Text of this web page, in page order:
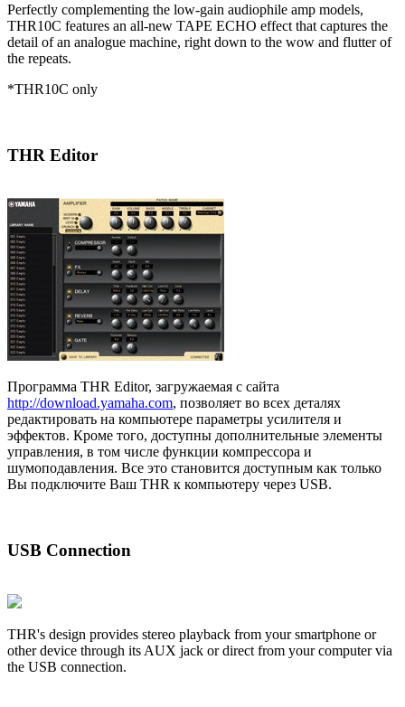
Perfectly complementing the low-gain audiophile amp models,
THR10C features an all-new TAPE ECHO effect that captures the
detail of an analogue machine, right down to the wow and flutter of
the repeats.
*THR10C only
THR Editor
Программа THR Editor, загружаемая с сайта
http://download.yamaha.com, позволяет во всех деталях
редактировать на компьютере параметры усилителя и
эффектов. Кроме того, доступны дополнительные элементы
управления, в том числе функции компрессора и
шумоподавления. Все это становится доступным как только
Вы подключите Ваш THR к компьютеру через USB.
USB Connection
THR's design provides stereo playback from your smartphone or
other device through its AUX jack or direct from your computer via
the USB connection.